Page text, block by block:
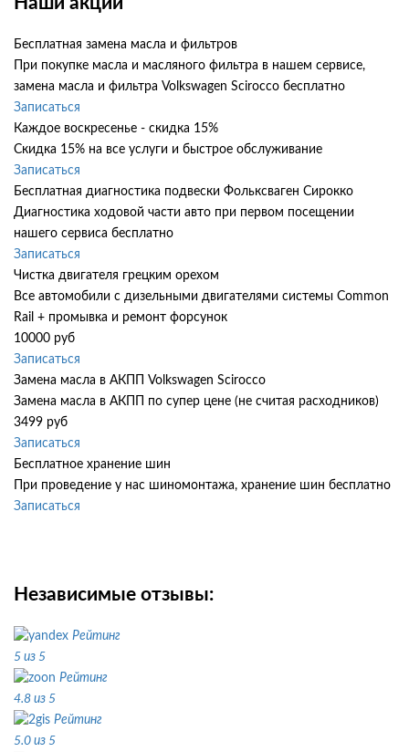
Бесплатная замена масла и фильтров
При покупке масла и масляного фильтра в нашем сервисе,
замена масла и фильтра Volkswagen Scirocco бесплатно
Записаться
Каждое воскресенье - скидка 15%
Скидка 15% на все услуги и быстрое обслуживание
Записаться
Бесплатная диагностика подвески Фольксваген Сирокко
Диагностика ходовой части авто при первом посещении
нашего сервиса бесплатно
Записаться
Чистка двигателя грецким орехом
Все автомобили c дизельными двигателями системы Common
Rail + промывка и ремонт форсунок
10000 руб
Записаться
Замена масла в АКПП Volkswagen Scirocco
Замена масла в АКПП по супер цене (не считая расходников)
3499 руб
Записаться
Бесплатное хранение шин
При проведение у нас шиномонтажа, хранение шин бесплатно
Записаться
Независимые отзывы:
Рейтинг
5 из 5
Рейтинг
4.8 из 5
Рейтинг
5.0 из 5